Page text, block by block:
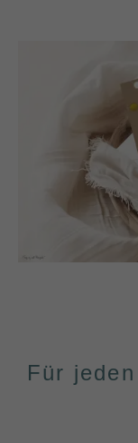
Für